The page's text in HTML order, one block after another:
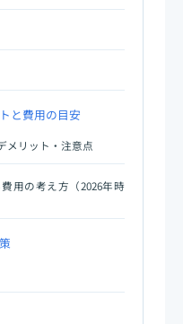
と費用の目安
メリット・注意点
用の考え方（2026年時